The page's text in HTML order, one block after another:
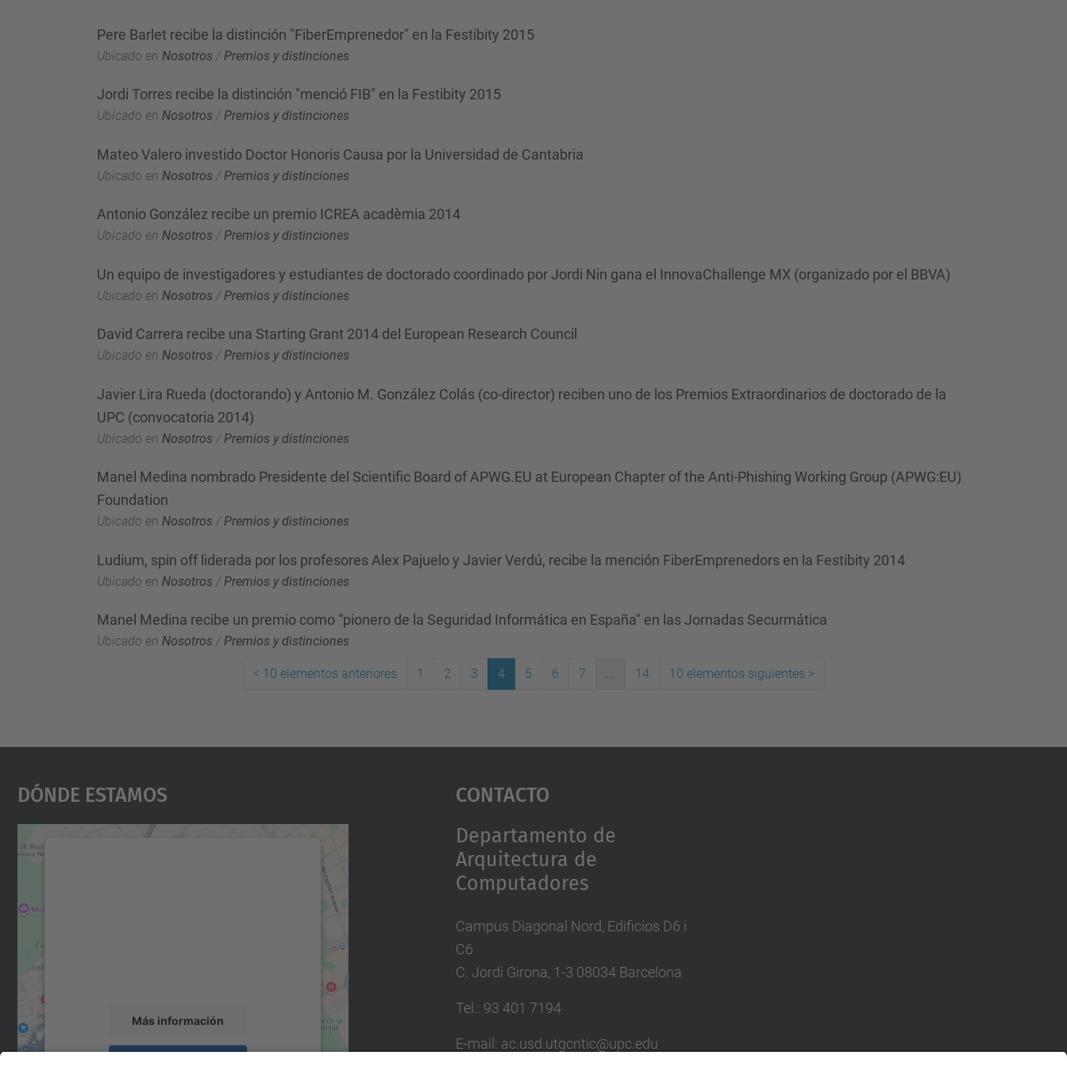
Pere Barlet recibe la distinción "FiberEmprenedor" en la Festibity 2015
Ubicado en Nosotros / Premios y distinciones
Jordi Torres recibe la distinción "menció FIB" en la Festibity 2015
Ubicado en Nosotros /Premios y distinciones
Mateo Valero investido Doctor Honoris Causa por la Universidad de Cantabria
Ubicado en Nosotros / Premios y distinciones
Antonio González recibe un premio ICREA acadèmia 2014
Ubicado en Nosotros /Premios y distinciones
Un equipo de investigadores y estudiantes de doctorado coordinado por Jordi Nin gana el InnovaChallenge MX (organizado por el BBVA)
Ubicado en Nosotros / Premios y distinciones
David Carrera recibe una Starting Grant 2014 del European Research Council
Ubicado en Nosotros /Premios y distinciones
Javier Lira Rueda (doctorando) y Antonio M. González Colás (co-director) reciben uno de los Premios Extraordinarios de doctorado de la
UPC (convocatoria 2014)
Ubicado en Nosotros / Premios y distinciones
Manel Medina nombrado Presidente del Scientific Board of APWG.EU at European Chapter of the Anti-Phishing Working Group (APWG:EU)
Foundation
Ubicado en Nosotros /Premios y distinciones
Ludium, spin off liderada por los profesores Alex Pajuelo y Javier Verdú, recibe la mención FiberEmprenedors en la Festibity 2014
Ubicado en Nosotros / Premios y distinciones
Manel Medina recibe un premio como “pionero de la Seguridad Informática en España" en las Jornadas Securmática
Ubicado en Nosotros /Premios y distinciones
< 10 elementos anteriores 1 2 3 4 5 6 7 ... 14 10 elementos siguientes >
Dónde Estamos
Más información
Contacto
Departamento de
Arquitectura de
Computadores
Campus Diagonal Nord, Edificios D6 i
C6
C. Jordi Girona, 1-3 08034 Barcelona
Tel.: 93 401 7194
E-mail: ac.usd.utgcntic@upc.edu